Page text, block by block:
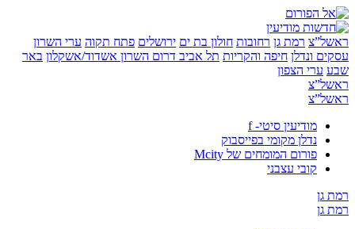
רמת גן רחובות חולון בת ים ירושלים פתח תקוה ערי השרון
ונדלן חיפה והקריות תל אביבדרום השרון אשדוד/אשקלון באר
ערי הצפון
מודיעין סיטי- f
נדלן מקומי בפייסבוק
פורום המומחים של Mcity
קובי עצבני